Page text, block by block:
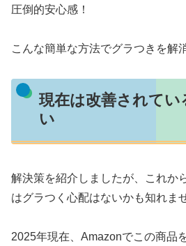
圧倒的安心感！
こんな簡単な方法でグラつきを解
現在は改善されてい
い
解決策を紹介しましたが、これか
はグラつく心配はないかも知れま
2025年現在、Amazonでこの商品